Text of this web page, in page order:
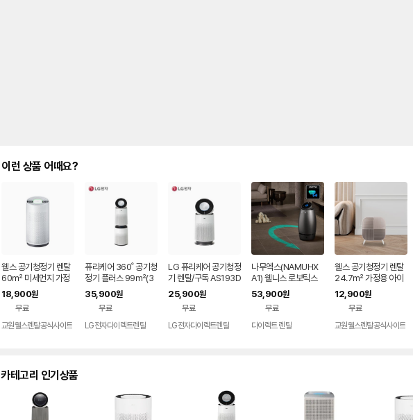
이런 상품 어때요?
웰스 공기청정기 렌탈
60㎡ 미세먼지 가정
용 회사 사무실 학원 병
원 미세먼지 토네이도
360도 AR318 셀프관
리 60개월약정
18,900원
무료
교원웰스렌탈공식사이트
퓨리케어 360˚ 공기청
정기 플러스 99㎡(3
0평) 렌탈 AS303DW
FAM 렌탈 셀프관리 7
2개월약정
35,900원
무료
LG전자다이렉트렌탈
LG 퓨리케어 공기청정
기 렌탈/구독 AS193D
WFAM 케어솔루션 플
러스 가정용 거실 360
도 62㎡(19평) 셀프
관리 72개월약정
25,900원
무료
LG전자다이렉트렌탈
나무엑스(NAMUHX
A1) 웰니스 로보틱스
에어센서 바이탈체크
66.0㎡ 72개월약정
관리없음 SK 인텔릭스
공기청정기 렌탈 가정
53,900원
무료
다이렉트 렌탈
웰스 공기청정기 렌탈
24.7㎡ 가정용 아이
방 미니 미세먼지 제거
병원 회사 사무실 벽걸
이 스탠드 AR107 셀
프관리 60개월약정
12,900원
무료
교원웰스렌탈공식사이트
카테고리 인기상품